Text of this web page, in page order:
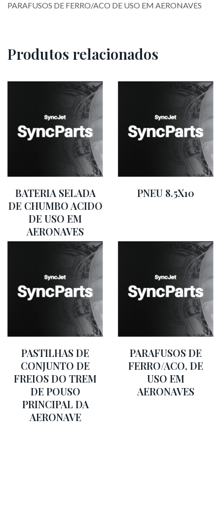
PARAFUSOS DE FERRO/ACO DE USO EM AERONAVES
Produtos relacionados
BATERIA SELADA
DE CHUMBO ACIDO
DE USO EM
AERONAVES
PNEU 8.5X10
PASTILHAS DE
CONJUNTO DE
FREIOS DO TREM
DE POUSO
PRINCIPAL DA
AERONAVE
PARAFUSOS DE
FERRO/ACO, DE
USO EM
AERONAVES